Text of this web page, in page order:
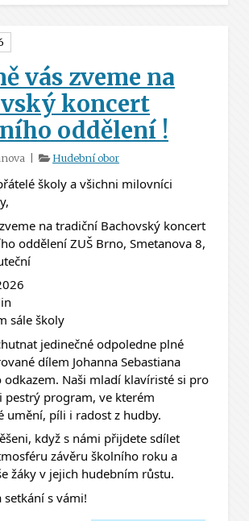
vás zveme na
koncert
oddělení !
| Hudební obor
školy a všichni milovníci
na tradiční Bachovský koncert
oddělení ZUŠ Brno, Smetanova 8,
sále školy
jedinečné odpoledne plné
dílem Johanna Sebastiana
odkazem. Naši mladí klavíristé si pro
pestrý program, ve kterém
umění, píli i radost z hudby.
když s námi přijdete sdílet
závěru školního roku a
žáky v jejich hudebním růstu.
setkání s vámi!